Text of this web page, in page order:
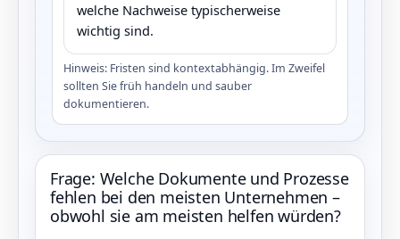
welche Nachweise typischerweise
wichtig sind.
Hinweis: Fristen sind kontextabhängig. Im Zweifel
sollten Sie früh handeln und sauber
dokumentieren.
Frage: Welche Dokumente und Prozesse
fehlen bei den meisten Unternehmen –
obwohl sie am meisten helfen würden?